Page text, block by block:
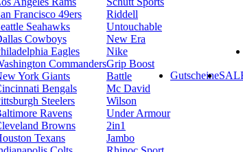
Francisco 49ers
Seahawks
Cowboys
Eagles
Commanders
York Giants
Bengals
Steelers
Ravens
Browns
Texans
Riddell
Untouchable
New Era
Nike
Grip Boost
Battle
Mc David
Wilson
Under Armour
2in1
Jambo
Gutscheine